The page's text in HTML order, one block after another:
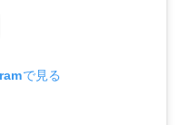
で見る